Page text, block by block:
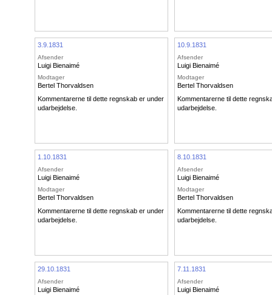
3.9.1831
Afsender
Luigi Bienaimé
Modtager
Bertel Thorvaldsen
Kommentarerne til dette regnskab er under
udarbejdelse.
10.9.1831
Afsender
Luigi Bienaimé
Modtager
Bertel Thorvaldsen
Kommentarerne til dette
udarbejdelse.
1.10.1831
Afsender
Luigi Bienaimé
Modtager
Bertel Thorvaldsen
Kommentarerne til dette regnskab er under
udarbejdelse.
8.10.1831
Afsender
Luigi Bienaimé
Modtager
Bertel Thorvaldsen
Kommentarerne til dette
udarbejdelse.
29.10.1831
Afsender
Luigi Bienaimé
7.11.1831
Afsender
Luigi Bienaimé